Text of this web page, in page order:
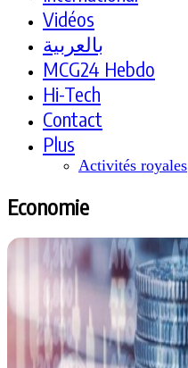
Vidéos
بالعربية
MCG24 Hebdo
Hi-Tech
Contact
Plus
Activités royales
Economie